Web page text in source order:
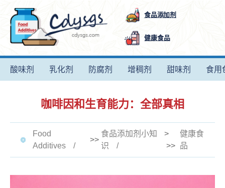
食品添加剂
健康食品
酸味剂 乳化剂 防腐剂 增稠剂 甜味剂 食用
咖啡因和生育能力：全部真相
Food
Additives
>>
食品添加剂小知
识
>
>>
健康食
品